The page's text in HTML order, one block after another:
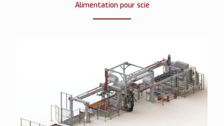
Alimentation pour scie